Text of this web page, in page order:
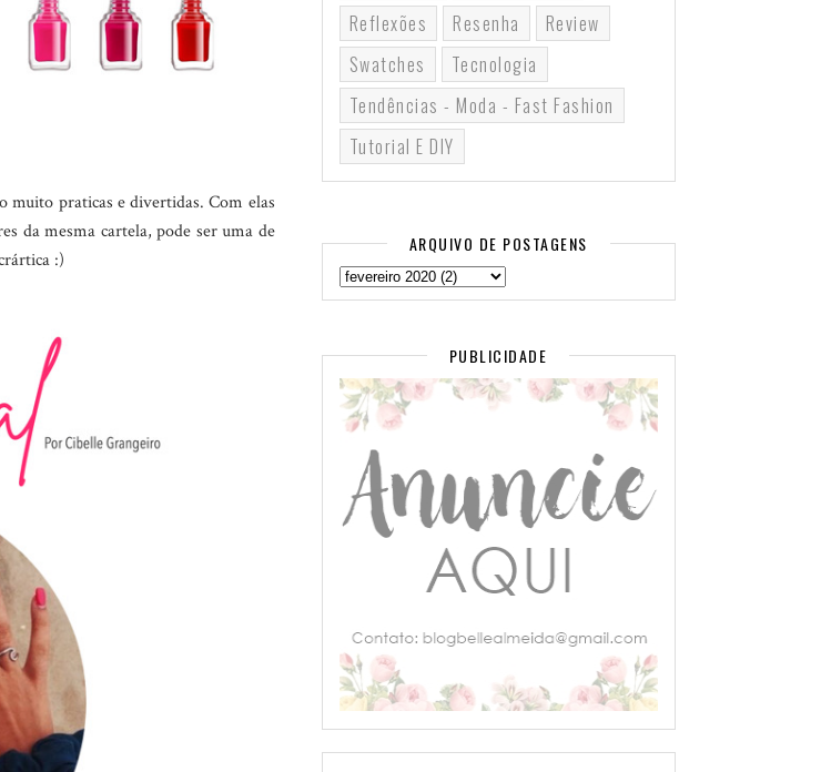
muito praticas e divertidas. Com elas
da mesma cartela, pode ser uma de
:)
Reflexões
Resenha
Review
Swatches
Tecnologia
Tendências - Moda - Fast Fashion
Tutorial E DIY
ARQUIVO DE POSTAGENS
PUBLICIDADE